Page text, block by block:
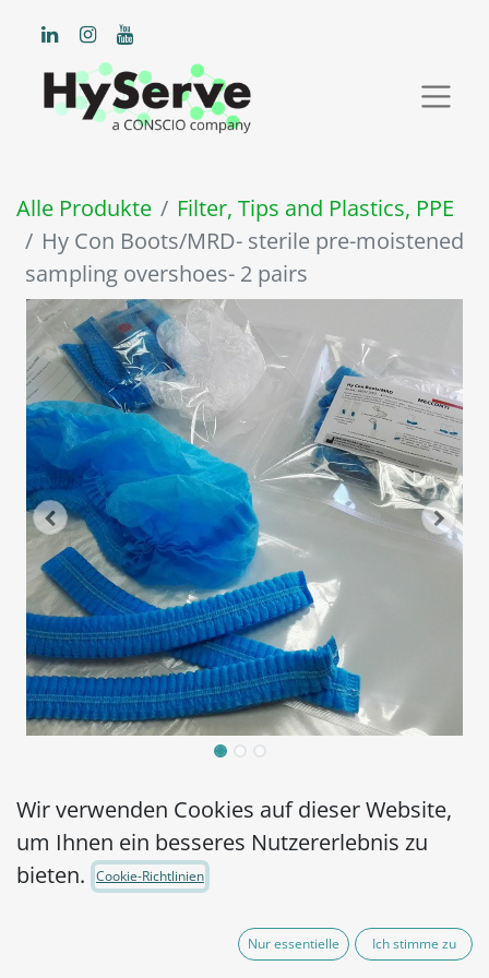
Alle Produkte
Filter, Tips and Plastics, PPE
Hy Con Boots/MRD- sterile pre-moistened
sampling overshoes- 2 pairs
Hy Con Boots/MRD-
sterile pre-moistened
sampling overshoes- 2
Wir verwenden Cookies auf dieser Website,
um Ihnen ein besseres Nutzererlebnis zu
bieten.
Cookie-Richtlinien
Nur essentielle Ich stimme zu